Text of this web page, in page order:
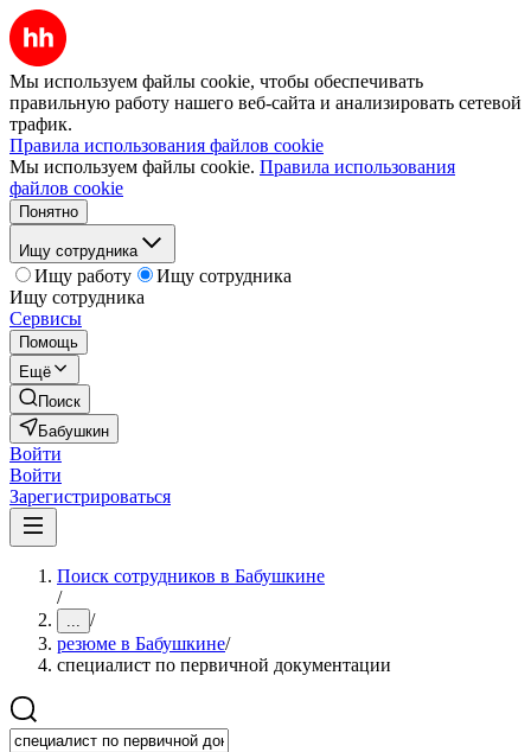
Мы используем файлы cookie, чтобы обеспечивать
правильную работу нашего веб-сайта и анализировать сетевой
трафик.
Правила использования файлов cookie
Мы используем файлы cookie. Правила использования
файлов cookie
Понятно
Ищу сотрудника
Ищу работу
Ищу сотрудника
Ищу сотрудника
Сервисы
Помощь
Ещё
Поиск
Бабушкин
Войти
Войти
Зарегистрироваться
Поиск сотрудников в Бабушкине
/
... /
резюме в Бабушкине/
специалист по первичной документации